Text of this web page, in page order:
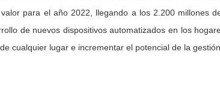
para el año 2022, llegando a los 2.200 millones
de nuevos dispositivos automatizados en los
cualquier lugar e incrementar el potencial de la